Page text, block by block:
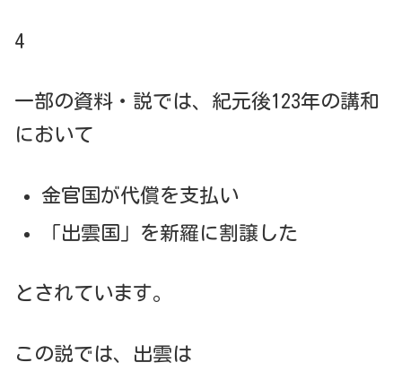
4
一部の資料・説では、紀元後123年の講和
において
金官国が代償を支払い
「出雲国」を新羅に割譲した
とされています。
この説では、出雲は